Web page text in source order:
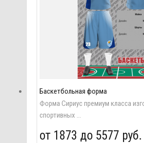
Баскетбольная форма
Форма Сириус премиум класса
спортивных ...
от 1873 до 5577 руб.